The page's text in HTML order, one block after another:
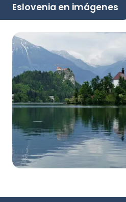
Eslovenia en imágenes